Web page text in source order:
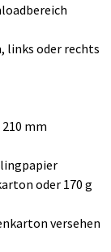
links oder rechts
mm
oder 170 g
versehen